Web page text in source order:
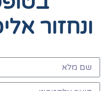
ונחזור